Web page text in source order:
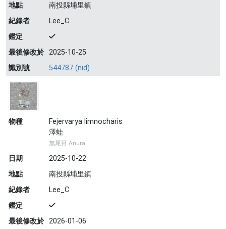
地點
南投縣埔里鎮
紀錄者
Lee_C
鑑定
最後修改於 2025-10-25
識別號
544787 (nid)
物種
Fejervarya limnocharis
澤蛙
無尾目 Anura
日期
2025-10-22
地點
南投縣埔里鎮
紀錄者
Lee_C
鑑定
最後修改於 2026-01-06